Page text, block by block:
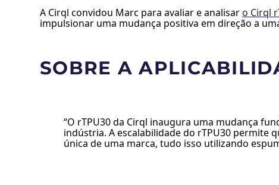
A Cirql convidou Marc para avaliar e analisaro Cirql
impulsionar uma mudança positiva em direção a
SOBRE A
“O rTPU30 da Cirql inaugura uma mudança
indústria. A escalabilidade do rTPU30 permite
única de uma marca, tudo isso utilizando